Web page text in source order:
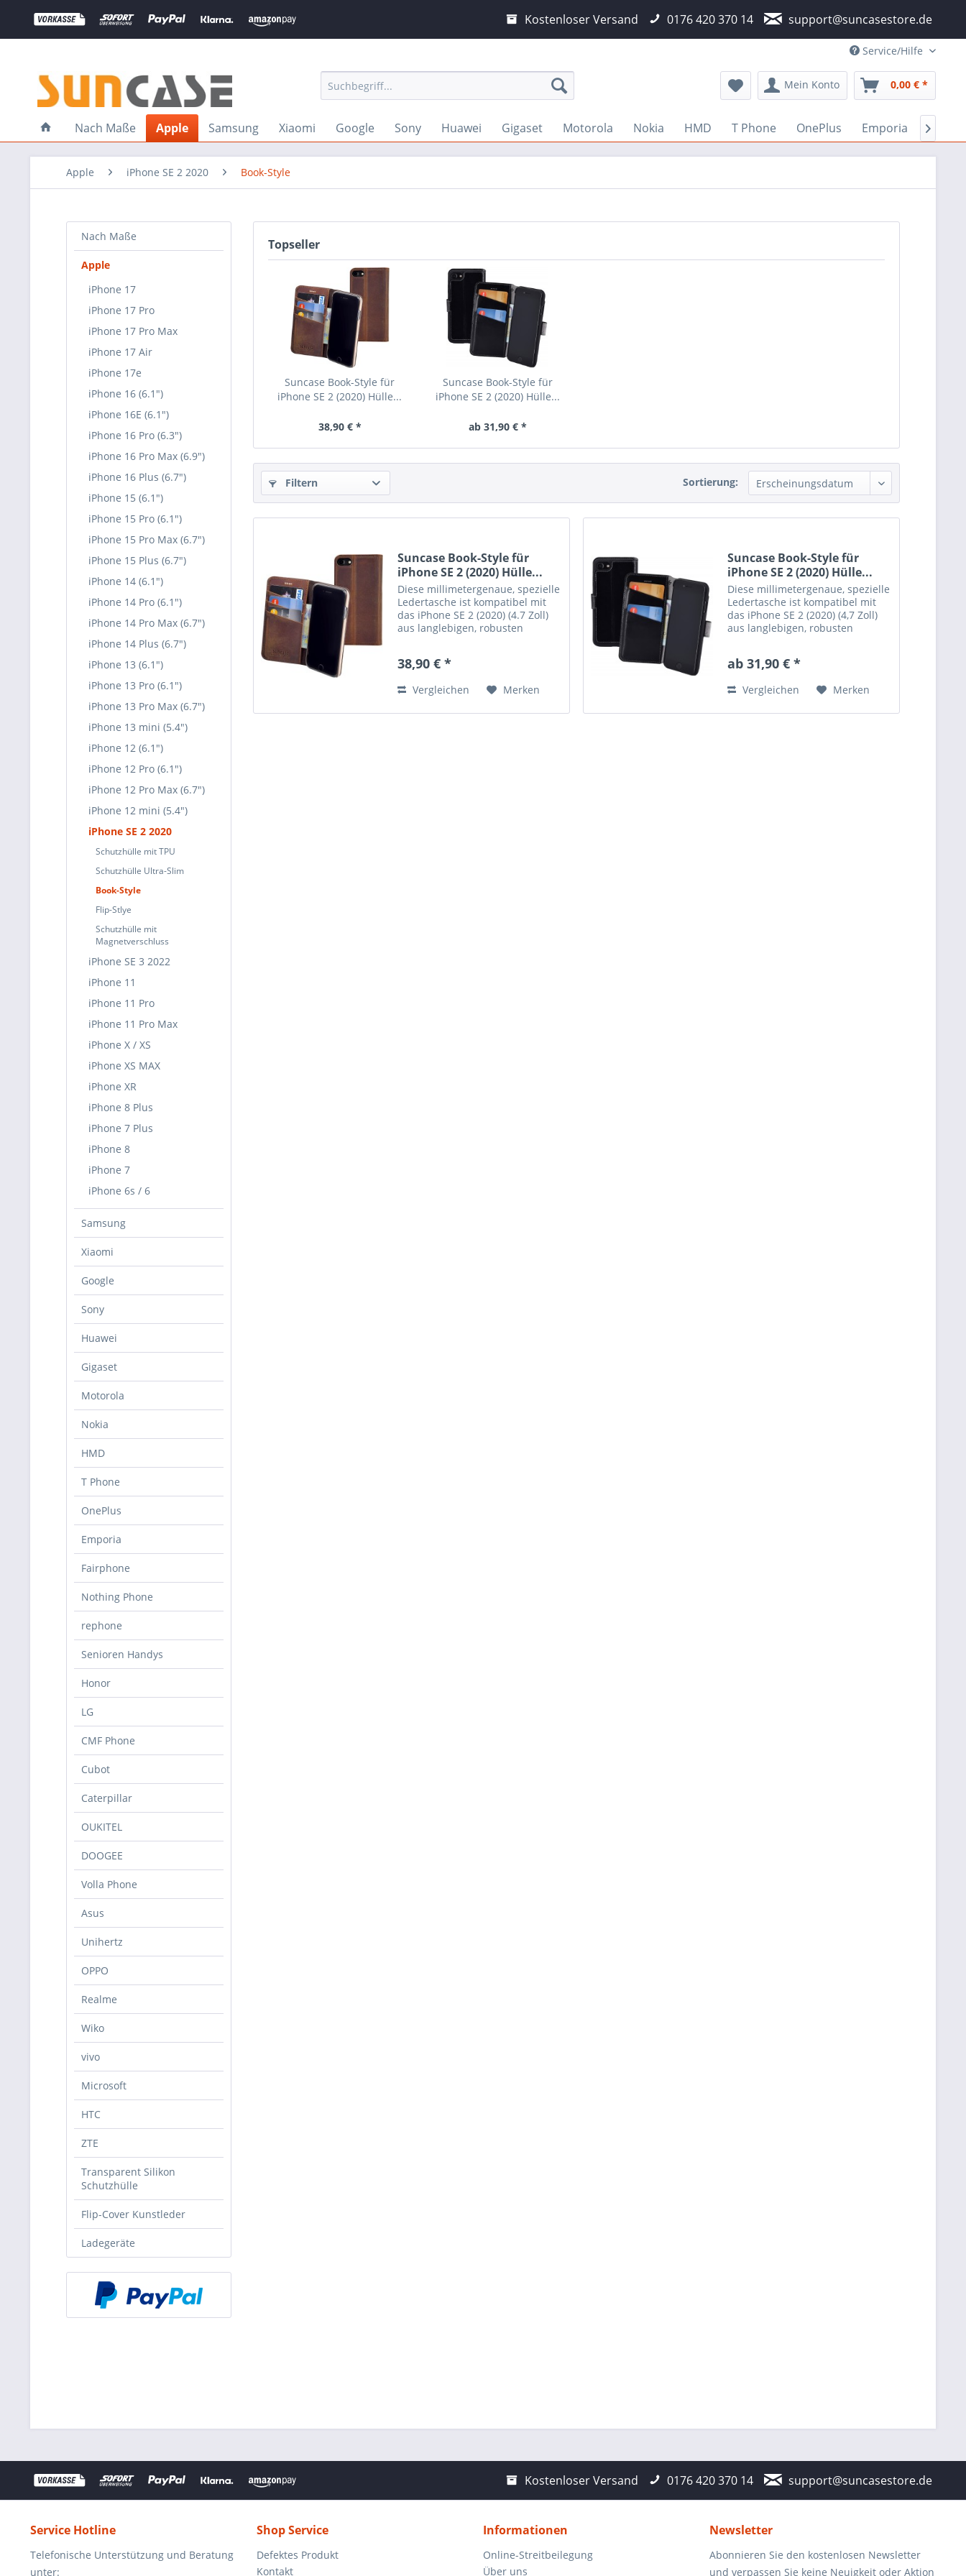
Kostenloser Versand 0176 420 370 14 support@suncasestore.de
Service/Hilfe
Mein Konto 0,00 € *
Nach Maße Apple Samsung Xiaomi Google Sony Huawei Gigaset Motorola Nokia HMD T Phone OnePlus Emporia 
Apple iPhone SE 2 2020 Book-Style
Nach Maße
Apple
iPhone 17
iPhone 17 Pro
iPhone 17 Pro Max
iPhone 17 Air
iPhone 17e
iPhone 16 (6.1")
iPhone 16E (6.1")
iPhone 16 Pro (6.3")
iPhone 16 Pro Max (6.9")
iPhone 16 Plus (6.7")
iPhone 15 (6.1")
iPhone 15 Pro (6.1")
iPhone 15 Pro Max (6.7")
iPhone 15 Plus (6.7")
iPhone 14 (6.1")
iPhone 14 Pro (6.1")
iPhone 14 Pro Max (6.7")
iPhone 14 Plus (6.7")
iPhone 13 (6.1")
iPhone 13 Pro (6.1")
iPhone 13 Pro Max (6.7")
iPhone 13 mini (5.4")
iPhone 12 (6.1")
iPhone 12 Pro (6.1")
iPhone 12 Pro Max (6.7")
iPhone 12 mini (5.4")
iPhone SE 2 2020
Schutzhülle mit TPU
Schutzhülle Ultra-Slim
Book-Style
Flip-Stlye
Schutzhülle mit
Magnetverschluss
iPhone SE 3 2022
iPhone 11
iPhone 11 Pro
iPhone 11 Pro Max
iPhone X / XS
iPhone XS MAX
iPhone XR
iPhone 8 Plus
iPhone 7 Plus
iPhone 8
iPhone 7
iPhone 6s / 6
Samsung
Xiaomi
Google
Sony
Huawei
Gigaset
Motorola
Nokia
HMD
T Phone
OnePlus
Emporia
Fairphone
Nothing Phone
rephone
Senioren Handys
Honor
LG
CMF Phone
Cubot
Caterpillar
OUKITEL
DOOGEE
Volla Phone
Asus
Unihertz
OPPO
Realme
Wiko
vivo
Microsoft
HTC
ZTE
Transparent Silikon
Schutzhülle
Flip-Cover Kunstleder
Ladegeräte
Topseller
Suncase Book-Style für
iPhone SE 2 (2020) Hülle...
38,90 € *
Suncase Book-Style für
iPhone SE 2 (2020) Hülle...
ab 31,90 € *
Filtern Sortierung:
Suncase Book-Style für
iPhone SE 2 (2020) Hülle...
Diese millimetergenaue, spezielle
Ledertasche ist kompatibel mit
das iPhone SE 2 (2020) (4.7 Zoll)
aus langlebigen, robusten
hochwertige robuste
38,90 € *
Vergleichen Merken
Suncase Book-Style für
iPhone SE 2 (2020) Hülle...
Diese millimetergenaue, spezielle
Ledertasche ist kompatibel mit
das iPhone SE 2 (2020) (4,7 Zoll)
aus langlebigen, robusten
einfach öffnen und schließen. Die
ab 31,90 € *
Vergleichen Merken
Kostenloser Versand 0176 420 370 14 support@suncasestore.de
Service Hotline
Telefonische Unterstützung und Beratung
unter:
Shop Service
Defektes Produkt
Kontakt
Informationen
Online-Streitbeilegung
Über uns
Newsletter
Abonnieren Sie den kostenlosen Newsletter
und verpassen Sie keine Neuigkeit oder Aktion